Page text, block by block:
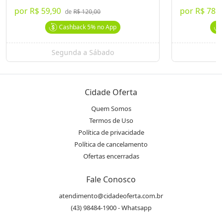
Lúmen Estética Avançada
location_on
Rua Paranaguá,1537
(43) 3027.1905
@lumenestetica
por R$ 59,90 deR$ 120,00
Cashback5%no App
Segunda a Sábado
por R$
Cidade Oferta
Quem Somos
Termos de Uso
Política de privacidade
Política de cancelamento
Ofertas encerradas
Fale Conosco
atendimento@cidadeoferta.com.br
(43) 98484-1900 - Whatsapp